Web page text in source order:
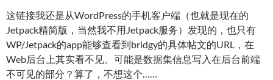
这链接我还是从WordPress的手机客户端（也就是现在的
Jetpack精简版，当然我不用Jetpack服务）发现的，也只有
WP/Jetpack的app能够查看到bridgy的具体帖文的URL，在
Web后台上其实看不见。可能是数据集信息写入在后台前端
不可见的部分？算了，不想这个……